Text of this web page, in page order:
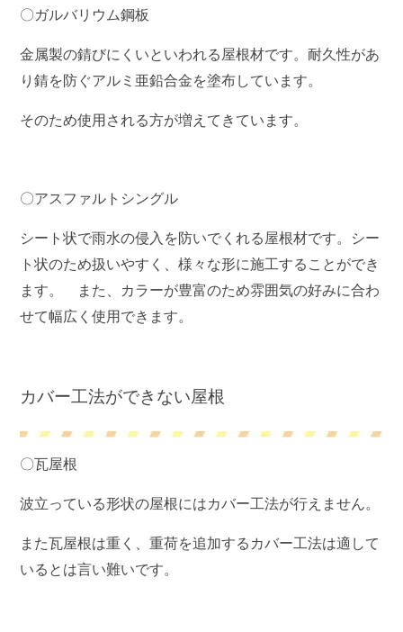
〇ガルバリウム鋼板
金属製の錆びにくいといわれる屋根材です。耐久性があ
り錆を防ぐアルミ亜鉛合金を塗布しています。
そのため使用される方が増えてきています。
〇アスファルトシングル
シート状で雨水の侵入を防いでくれる屋根材です。シー
ト状のため扱いやすく、様々な形に施工することができ
ます。 また、カラーが豊富のため雰囲気の好みに合わ
せて幅広く使用できます。
カバー工法ができない屋根
〇瓦屋根
波立っている形状の屋根にはカバー工法が行えません。
また瓦屋根は重く、重荷を追加するカバー工法は適して
いるとは言い難いです。